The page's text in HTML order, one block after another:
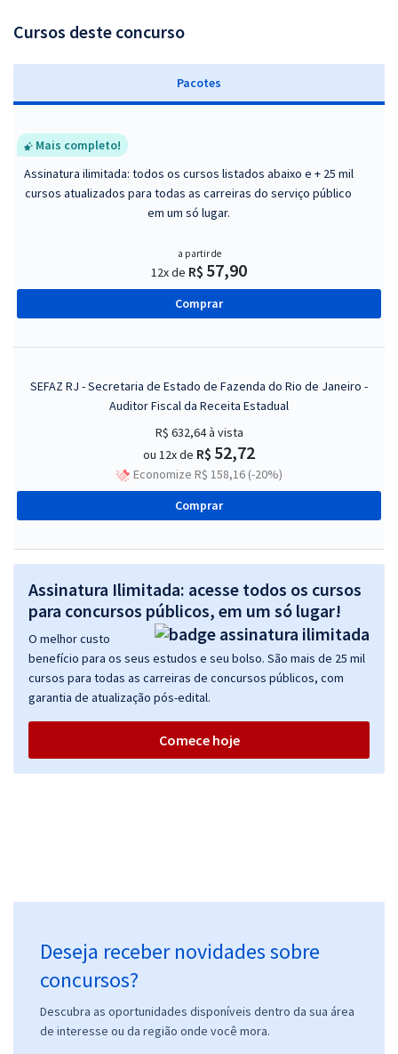
Cursos deste concurso
Pacotes
Mais completo!
Assinatura ilimitada: todos os cursos listados abaixo e + 25 mil
cursos atualizados para todas as carreiras do serviço público
em um só lugar.
a partir de
12x de R$ 57,90
Comprar
SEFAZ RJ - Secretaria de Estado de Fazenda do Rio de Janeiro -
Auditor Fiscal da Receita Estadual
R$ 632,64à vista
ou 12x de R$ 52,72
Economize R$ 158,16 (-20%)
Comprar
Assinatura Ilimitada: acesse todos os cursos
para concursos públicos, em um só lugar!
O melhor custo
benefício para os seus estudos e seu bolso. São mais de 25 mil
cursos para todas as carreiras de concursos públicos, com
garantia de atualização pós-edital.
Comece hoje
Deseja receber novidades sobre
concursos?
Descubra as oportunidades disponíveis dentro da sua área
de interesse ou da região onde você mora.